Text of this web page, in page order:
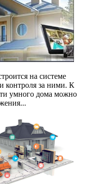
на системе
контроля за ними. К
умного дома можно